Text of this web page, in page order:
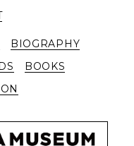
BIOGRAPHY
BOOKS